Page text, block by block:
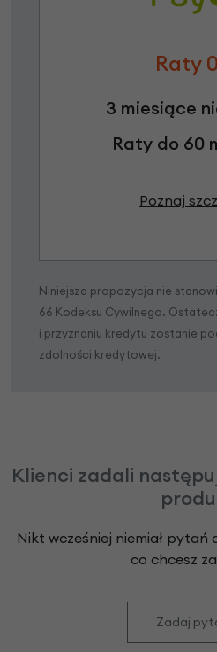
Raty
3 miesiące
Raty do 60
Poznaj
Niniejsza propozycja nie
66 Kodeksu Cywilnego.
i przyznaniu kredytu zostanie
zdolności kredytowej.
Klienci zadali
Nikt wcześniej niemiał pytań
co chcesz
Zadaj